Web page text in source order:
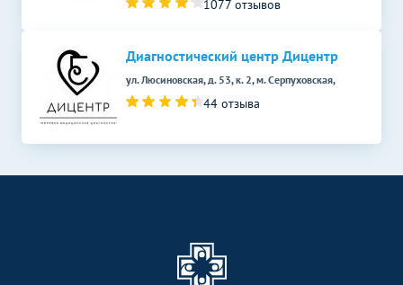
1077 отзывов
Диагностический центр Дицентр
ул. Люсиновская, д. 53, к. 2, м. Серпуховская,
44 отзыва